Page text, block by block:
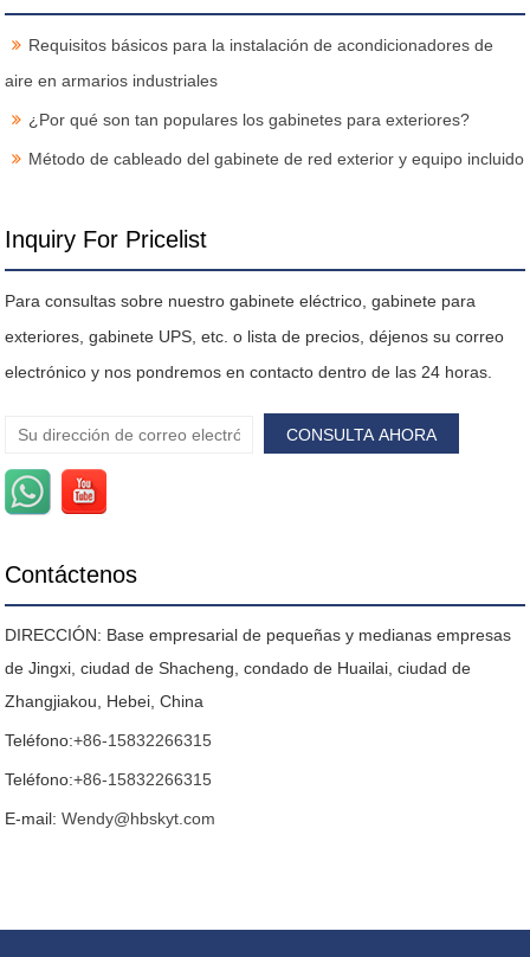
Requisitos básicos para la instalación de acondicionadores de
aire en armarios industriales
¿Por qué son tan populares los gabinetes para exteriores?
Método de cableado del gabinete de red exterior y equipo incluido
Inquiry For Pricelist
Para consultas sobre nuestro gabinete eléctrico, gabinete para
exteriores, gabinete UPS, etc. o lista de precios, déjenos su correo
electrónico y nos pondremos en contacto dentro de las 24 horas.
Contáctenos
DIRECCIÓN: Base empresarial de pequeñas y medianas empresas
de Jingxi, ciudad de Shacheng, condado de Huailai, ciudad de
Zhangjiakou, Hebei, China
Teléfono:+86-15832266315
Teléfono:+86-15832266315
E-mail:Wendy@hbskyt.com